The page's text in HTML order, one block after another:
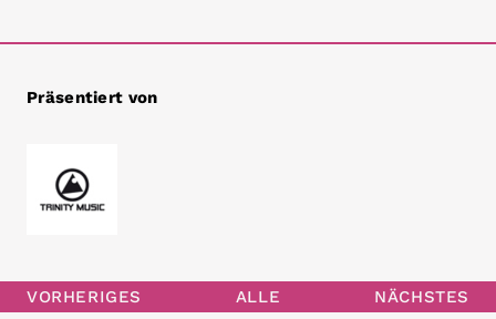
Präsentiert von
VORHERIGES ALLE NÄCHSTES